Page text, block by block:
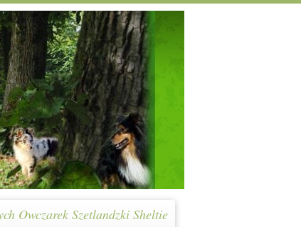
Owczarek Szetlandzki Sheltie